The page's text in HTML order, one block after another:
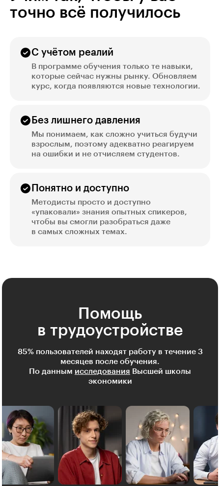
точно всё получилось
С учётом реалий
В программе обучения только те навыки,
которые сейчас нужны рынку. Обновляем
курс, когда появляются новые технологии.
Без лишнего давления
Мы понимаем, как сложно учиться будучи
взрослым, поэтому адекватно реагируем
на ошибки и не отчисляем студентов.
Понятно и доступно
Методисты просто и доступно
«упаковали» знания опытных спикеров,
чтобы вы смогли разобраться даже
в самых сложных темах.
Помощь
в трудоустройстве
85% пользователей находят работу в течение 3
месяцев после обучения.
По данным исследования Высшей школы
экономики